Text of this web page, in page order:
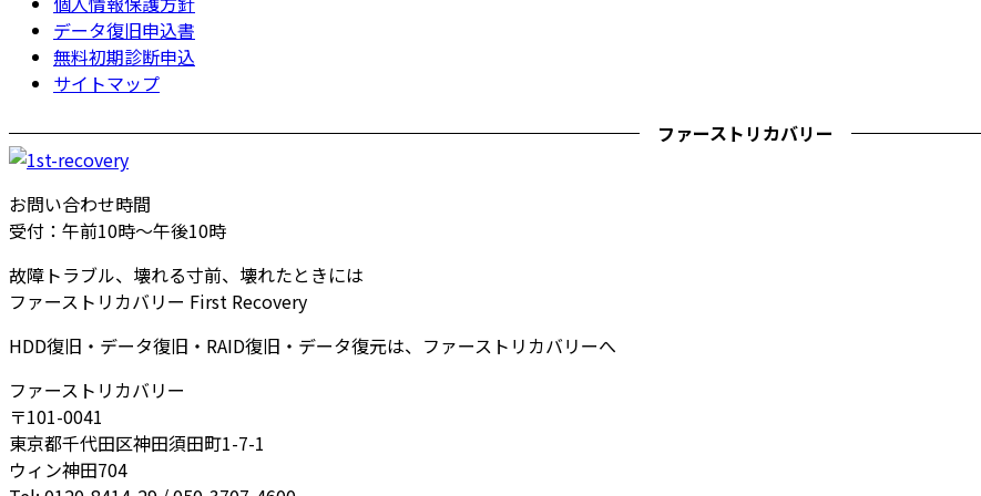
データ復旧申込書
無料初期診断申込
サイトマップ
ファーストリカバリー
お問い合わせ時間
受付：午前10時～午後10時
故障トラブル、壊れる寸前、壊れたときには
ファーストリカバリー First Recovery
HDD復旧・データ復旧・RAID復旧・データ復元は、ファーストリカバリーへ
ファーストリカバリー
〒101-0041
東京都千代田区神田須田町1-7-1
ウィン神田704